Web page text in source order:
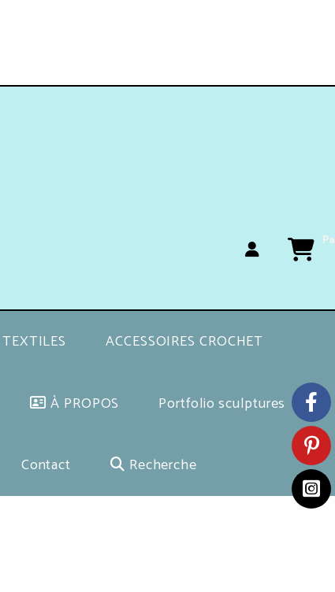
ACCESSOIRES CROCHET
À PROPOS Portfolio sculptures
Contact Recherche